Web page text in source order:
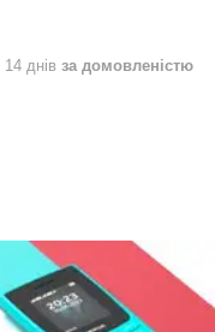
днів за домовленістю